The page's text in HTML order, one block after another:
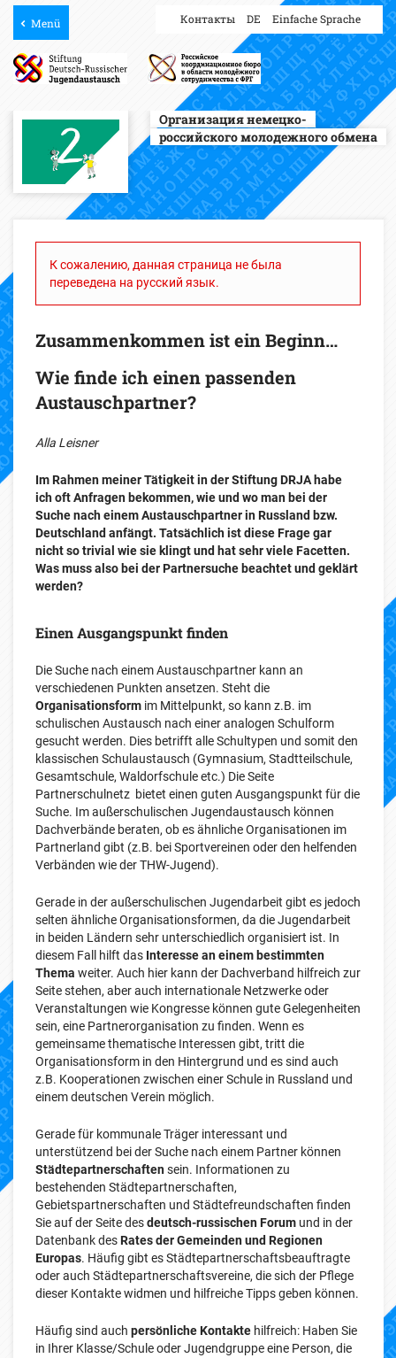
Menü Контакты DE Einfache Sprache
Организация немецко-
российского молодежного обмена
К сожалению, данная страница не была
переведена на русский язык.
Zusammenkommen ist ein Beginn…
Wie finde ich einen passenden
Austauschpartner?
Alla Leisner
Im Rahmen meiner Tätigkeit in der Stiftung DRJA habe
ich oft Anfragen bekommen, wie und wo man bei der
Suche nach einem Austauschpartner in Russland bzw.
Deutschland anfängt. Tatsächlich ist diese Frage gar
nicht so trivial wie sie klingt und hat sehr viele Facetten.
Was muss also bei der Partnersuche beachtet und geklärt
werden?
Einen Ausgangspunkt finden
Die Suche nach einem Austauschpartner kann an
verschiedenen Punkten ansetzen. Steht die
Organisationsform im Mittelpunkt, so kann z.B. im
schulischen Austausch nach einer analogen Schulform
gesucht werden. Dies betrifft alle Schultypen und somit den
klassischen Schulaustausch (Gymnasium, Stadtteilschule,
Gesamtschule, Waldorfschule etc.) Die Seite
Partnerschulnetz bietet einen guten Ausgangspunkt für die
Suche. Im außerschulischen Jugendaustausch können
Dachverbände beraten, ob es ähnliche Organisationen im
Partnerland gibt (z.B. bei Sportvereinen oder den helfenden
Verbänden wie der THW-Jugend).
Gerade in der außerschulischen Jugendarbeit gibt es jedoch
selten ähnliche Organisationsformen, da die Jugendarbeit
in beiden Ländern sehr unterschiedlich organisiert ist. In
diesem Fall hilft das Interesse an einem bestimmten
Thema weiter. Auch hier kann der Dachverband hilfreich zur
Seite stehen, aber auch internationale Netzwerke oder
Veranstaltungen wie Kongresse können gute Gelegenheiten
sein, eine Partnerorganisation zu finden. Wenn es
gemeinsame thematische Interessen gibt, tritt die
Organisationsform in den Hintergrund und es sind auch
z.B. Kooperationen zwischen einer Schule in Russland und
einem deutschen Verein möglich.
Gerade für kommunale Träger interessant und
unterstützend bei der Suche nach einem Partner können
Städtepartnerschaftensein. Informationen zu
bestehenden Städtepartnerschaften,
Gebietspartnerschaften und Städtefreundschaften finden
Sie auf der Seite desdeutsch-russischen Forum und in der
Datenbank desRates der Gemeinden und Regionen
Europas. Häufig gibt es Städtepartnerschaftsbeauftragte
oder auch Städtepartnerschaftsvereine, die sich der Pflege
dieser Kontakte widmen und hilfreiche Tipps geben können.
Häufig sind auch persönliche Kontakte hilfreich: Haben Sie
in Ihrer Klasse/Schule oder Jugendgruppe eine Person, die